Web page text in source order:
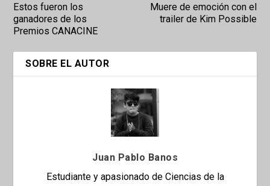
Estos fueron los
ganadores de los
Premios CANACINE
Muere de emoción con el
trailer de Kim Possible
SOBRE EL AUTOR
Juan Pablo Banos
Estudiante y apasionado de Ciencias de la